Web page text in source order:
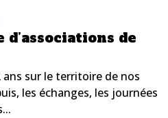
de
sur le territoire de nos
les échanges, les journées